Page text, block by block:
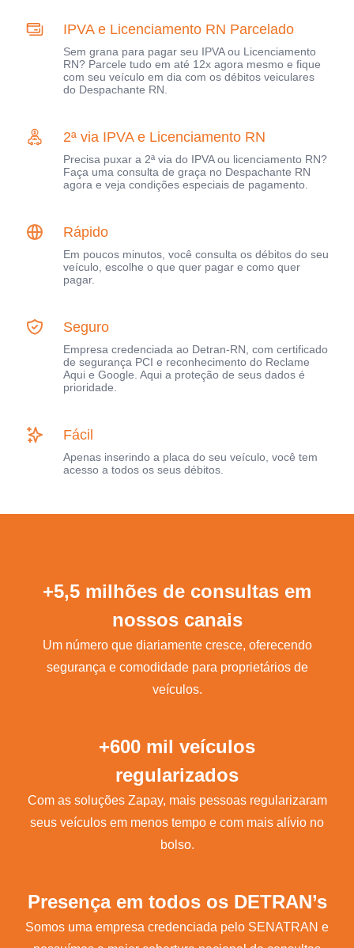
IPVA e Licenciamento RN Parcelado
Sem grana para pagar seu IPVA ou Licenciamento
RN? Parcele tudo em até 12x agora mesmo e fique
com seu veículo em dia com os débitos veiculares
do Despachante RN.
2ª via IPVA e Licenciamento RN
Precisa puxar a 2ª via do IPVA ou licenciamento RN?
Faça uma consulta de graça no Despachante RN
agora e veja condições especiais de pagamento.
Rápido
Em poucos minutos, você consulta os débitos do seu
veículo, escolhe o que quer pagar e como quer
pagar.
Seguro
Empresa credenciada ao Detran-RN, com certificado
de segurança PCI e reconhecimento do Reclame
Aqui e Google. Aqui a proteção de seus dados é
prioridade.
Fácil
Apenas inserindo a placa do seu veículo, você tem
acesso a todos os seus débitos.
+5,5 milhões de consultas em
nossos canais
Um número que diariamente cresce, oferecendo
segurança e comodidade para proprietários de
veículos.
+600 mil veículos
regularizados
Com as soluções Zapay, mais pessoas regularizaram
seus veículos em menos tempo e com mais alívio no
bolso.
Presença em todos os DETRAN’s
Somos uma empresa credenciada pelo SENATRAN e